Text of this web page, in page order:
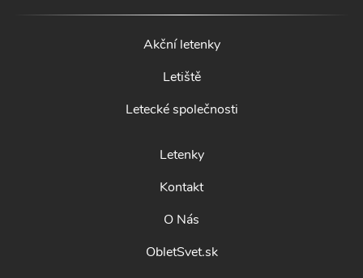
Akční letenky
Letiště
Letecké společnosti
Letenky
Kontakt
O Nás
ObletSvet.sk